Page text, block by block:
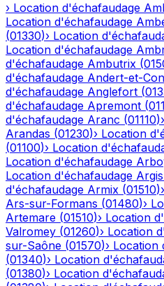
› Location d'échafaudage
Location d'échafaudage
(01330)› Location
Location d'échafaudage
d'échafaudage Ambutrix (
d'échafaudage Andert-et-
d'échafaudage Anglefort (
d'échafaudage Apremont (
d'échafaudage Aranc (01110)›
Arandas (01230)› Location
(01100)› Location
Location d'échafaudage
Location d'échafaudage Argis
d'échafaudage Armix (01510)›
Ars-sur-Formans (01480)›
Artemare (01510)› Location
Valromey (01260)› Location
sur-Saône (01570)› Location
(01340)› Location
(01380)› Location